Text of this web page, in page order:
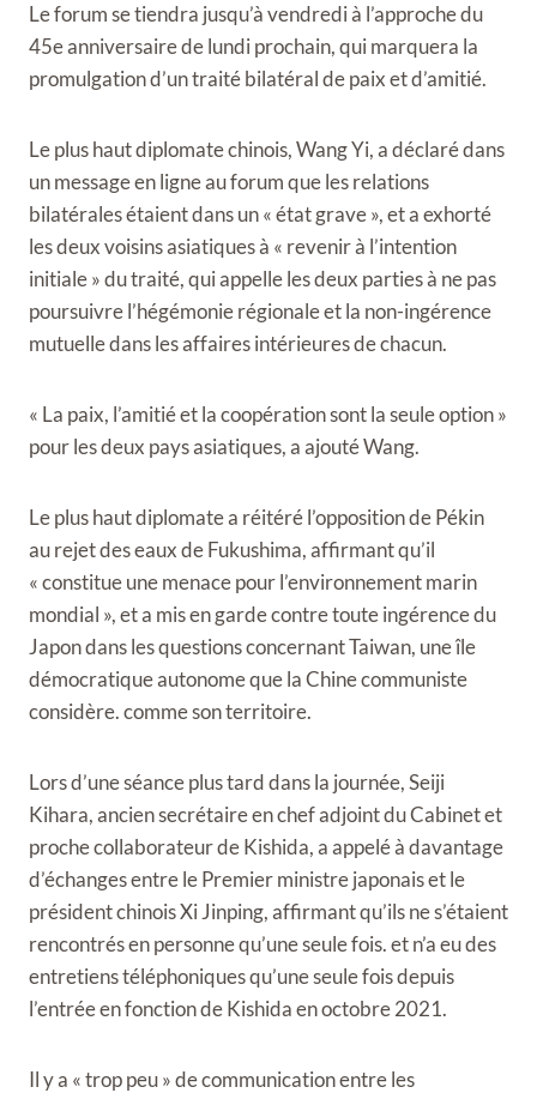
Le forum se tiendra jusqu’à vendredi à l’approche du
45e anniversaire de lundi prochain, qui marquera la
promulgation d’un traité bilatéral de paix et d’amitié.
Le plus haut diplomate chinois, Wang Yi, a déclaré dans
un message en ligne au forum que les relations
bilatérales étaient dans un « état grave », et a exhorté
les deux voisins asiatiques à « revenir à l’intention
initiale » du traité, qui appelle les deux parties à ne pas
poursuivre l’hégémonie régionale et la non-ingérence
mutuelle dans les affaires intérieures de chacun.
« La paix, l’amitié et la coopération sont la seule option »
pour les deux pays asiatiques, a ajouté Wang.
Le plus haut diplomate a réitéré l’opposition de Pékin
au rejet des eaux de Fukushima, affirmant qu’il
« constitue une menace pour l’environnement marin
mondial », et a mis en garde contre toute ingérence du
Japon dans les questions concernant Taiwan, une île
démocratique autonome que la Chine communiste
considère. comme son territoire.
Lors d’une séance plus tard dans la journée, Seiji
Kihara, ancien secrétaire en chef adjoint du Cabinet et
proche collaborateur de Kishida, a appelé à davantage
d’échanges entre le Premier ministre japonais et le
président chinois Xi Jinping, affirmant qu’ils ne s’étaient
rencontrés en personne qu’une seule fois. et n’a eu des
entretiens téléphoniques qu’une seule fois depuis
l’entrée en fonction de Kishida en octobre 2021.
Il y a « trop peu » de communication entre les